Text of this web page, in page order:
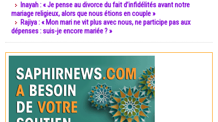
Inayah : « Je pense au divorce du fait d’infidélités avant notre
mariage religieux, alors que nous étions en couple »
Rajiya : « Mon mari ne vit plus avec nous, ne participe pas aux
dépenses : suis-je encore mariée ? »